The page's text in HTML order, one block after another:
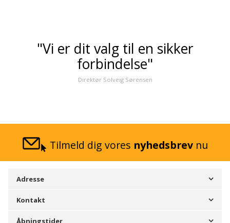
"Vi er dit valg til en sikker
forbindelse"
Direktør Solveig Sørensen
Tilmeld dig vores nyhedsbrev nu
Adresse
Kontakt
Åbningstider